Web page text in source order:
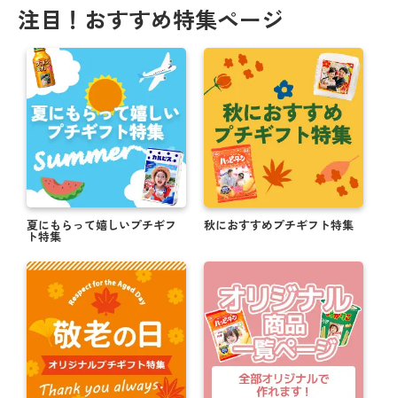
注目！おすすめ特集ページ
夏にもらって嬉しいプチギフ
ト特集
秋におすすめプチギフト特集